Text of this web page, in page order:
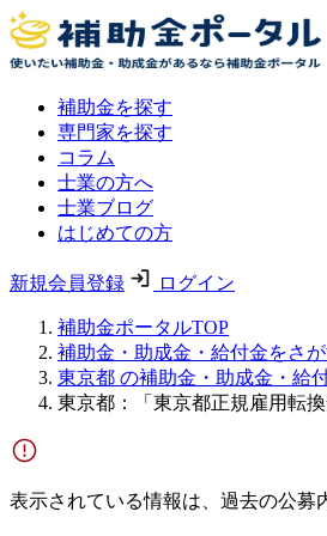
補助金を探す
専門家を探す
コラム
士業の方へ
士業ブログ
はじめての方
新規会員登録 ログイン
補助金ポータルTOP
補助金・助成金・給付金をさ
東京都 の補助金・助成金・給
東京都：「東京都正規雇用転
表示されている情報は、過去の公募